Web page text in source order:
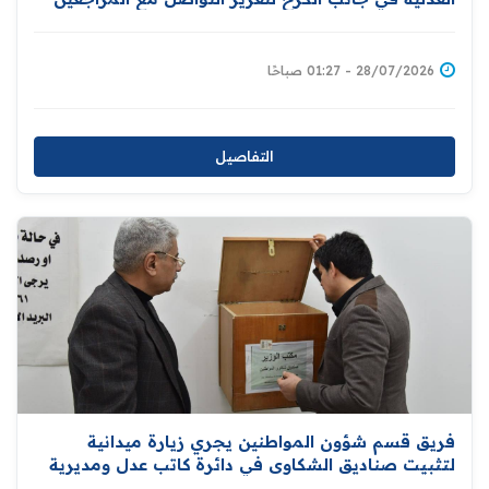
28/07/2026 - 01:27 صباحًا
التفاصيل
فريق قسم شؤون المواطنين يجري زيارة ميدانية
لتثبيت صناديق الشكاوى في دائرة كاتب عدل ومديرية